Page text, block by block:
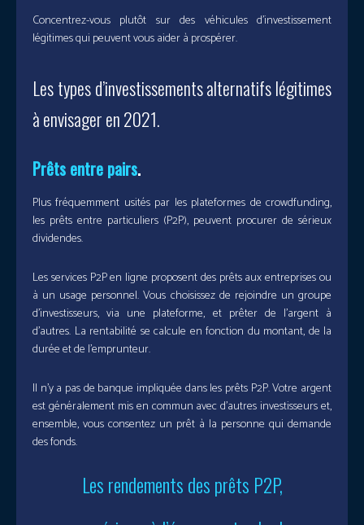
Concentrez-vous plutôt sur des véhicules d’investissement
légitimes qui peuvent vous aider à prospérer.
Les types d’investissements alternatifs légitimes
à envisager en 2021.
Prêts entre pairs.
Plus fréquemment usités par les plateformes de crowdfunding,
les prêts entre particuliers (P2P), peuvent procurer de sérieux
dividendes.
Les services P2P en ligne proposent des prêts aux entreprises ou
à un usage personnel. Vous choisissez de rejoindre un groupe
d’investisseurs, via une plateforme, et prêter de l’argent à
d’autres. La rentabilité se calcule en fonction du montant, de la
durée et de l’emprunteur.
Il n’y a pas de banque impliquée dans les prêts P2P. Votre argent
est généralement mis en commun avec d’autres investisseurs et,
ensemble, vous consentez un prêt à la personne qui demande
des fonds.
Les rendements des prêts P2P,